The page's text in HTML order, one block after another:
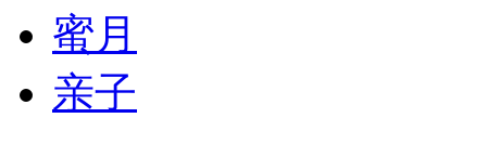
蜜月
亲子